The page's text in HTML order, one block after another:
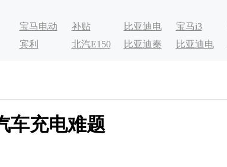
宝马电动
车
补贴 比亚迪电
动轿车
宝马i3
宾利 北汽E150 比亚迪秦 比亚迪电
车充电难题